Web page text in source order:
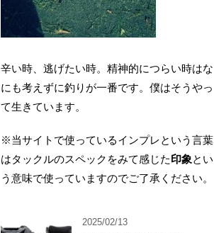
辛い時、逃げたい時。精神的につらい時はな
にも考えずに釣りが一番です。僕はそうやっ
て生きています。
※当サイトで使っているインプレという言葉
はタックルのスペックをみて感じた印象とい
う意味で使っていますのでご了承ください。
2025/02/13